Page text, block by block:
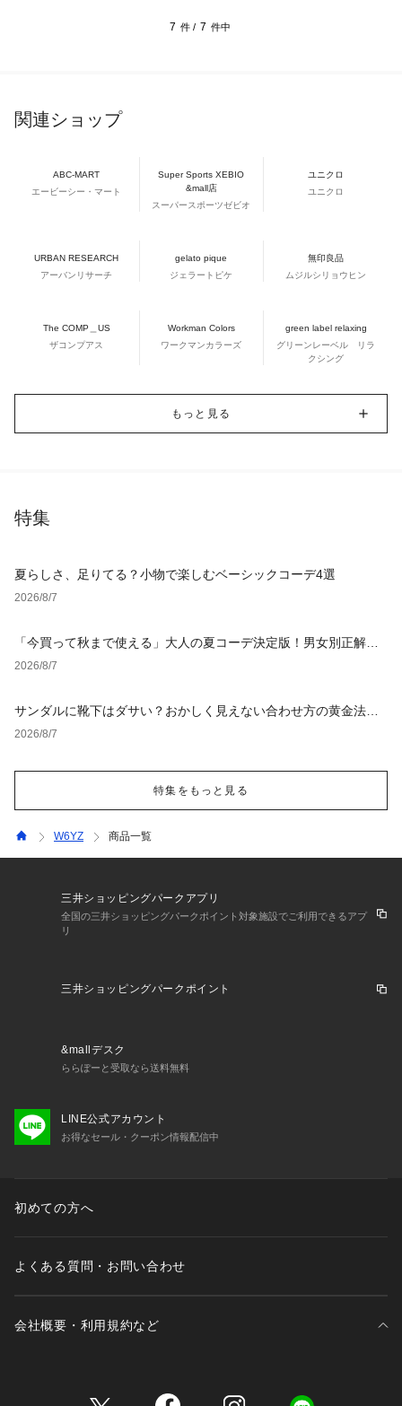
7 件 / 7 件中
関連ショップ
ABC-MART
エービーシー・マート
Super Sports XEBIO
&mall店
スーパースポーツゼビオ
ユニクロ
ユニクロ
URBAN RESEARCH
アーバンリサーチ
gelato pique
ジェラートピケ
無印良品
ムジルシリョウヒン
The COMP＿US
ザコンプアス
Workman Colors
ワークマンカラーズ
green label relaxing
グリーンレーベル リラ
クシング
もっと見る
特集
夏らしさ、足りてる？小物で楽しむベーシックコーデ4選
2026/8/7
「今買って秋まで使える」大人の夏コーデ決定版！男女別正解ス
タイルとNGな着こなし
2026/8/7
サンダルに靴下はダサい？おかしく見えない合わせ方の黄金法則
と男女別おすすめコーデ
2026/8/7
特集をもっと見る
W6YZ 商品一覧
三井ショッピングパークアプリ
全国の三井ショッピングパークポイント対象施設でご利用できるアプ
リ
三井ショッピングパークポイント
&mallデスク
ららぽーと受取なら送料無料
LINE公式アカウント
お得なセール・クーポン情報配信中
初めての方へ
よくある質問・お問い合わせ
会社概要・利用規約など